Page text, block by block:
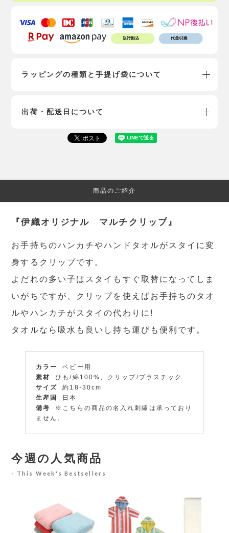
ラッピングの種類と手提げ袋について
出荷・配送日について
商品のご紹介
『伊織オリジナル マルチクリップ』
お手持ちのハンカチやハンドタオルがスタイに変
身するクリップです。
よだれの多い子はスタイもすぐ取替になってしま
いがちですが、クリップを使えばお手持ちのタオ
ルやハンカチがスタイの代わりに!
タオルなら吸水も良いし持ち運びも便利です。
カラー
ベビー用
素材
ひも/綿100%、クリップ/プラスチック
サイズ
約18-30cm
生産国
日本
備考
※こちらの商品の名入れ刺繍は承っており
ません。
今週の人気商品
This Week's Bestsellers